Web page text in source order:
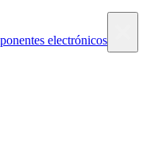
electrónicos